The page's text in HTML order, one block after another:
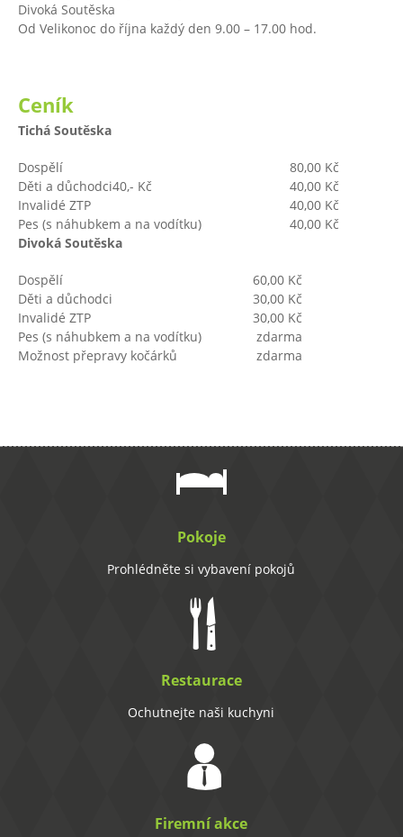
Divoká Soutěska
Od Velikonoc do října každý den 9.00 – 17.00 hod.
Ceník
Tichá Soutěska
Dospělí
80,00 Kč
Děti a důchodci40,- Kč
40,00 Kč
Invalidé ZTP
40,00 Kč
Pes (s náhubkem a na vodítku)
40,00 Kč
Divoká Soutěska
Dospělí
60,00 Kč
Děti a důchodci
30,00 Kč
Invalidé ZTP
30,00 Kč
Pes (s náhubkem a na vodítku)
zdarma
Možnost přepravy kočárků
zdarma
Pokoje
Prohlédněte si vybavení pokojů
Restaurace
Ochutnejte naši kuchyni
Firemní akce